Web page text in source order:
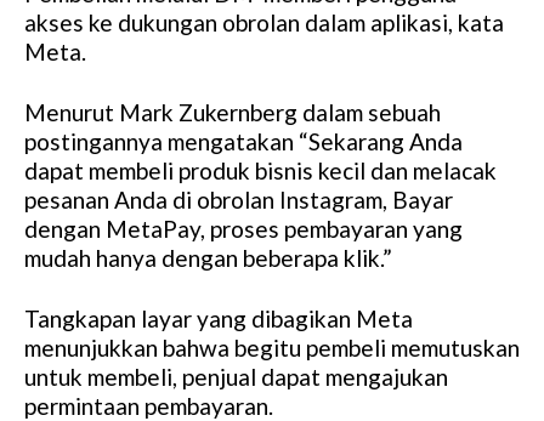
akses ke dukungan obrolan dalam aplikasi, kata
Meta.
Menurut Mark Zukernberg dalam sebuah
postingannya mengatakan “Sekarang Anda
dapat membeli produk bisnis kecil dan melacak
pesanan Anda di obrolan Instagram, Bayar
dengan MetaPay, proses pembayaran yang
mudah hanya dengan beberapa klik.”
Tangkapan layar yang dibagikan Meta
menunjukkan bahwa begitu pembeli memutuskan
untuk membeli, penjual dapat mengajukan
permintaan pembayaran.